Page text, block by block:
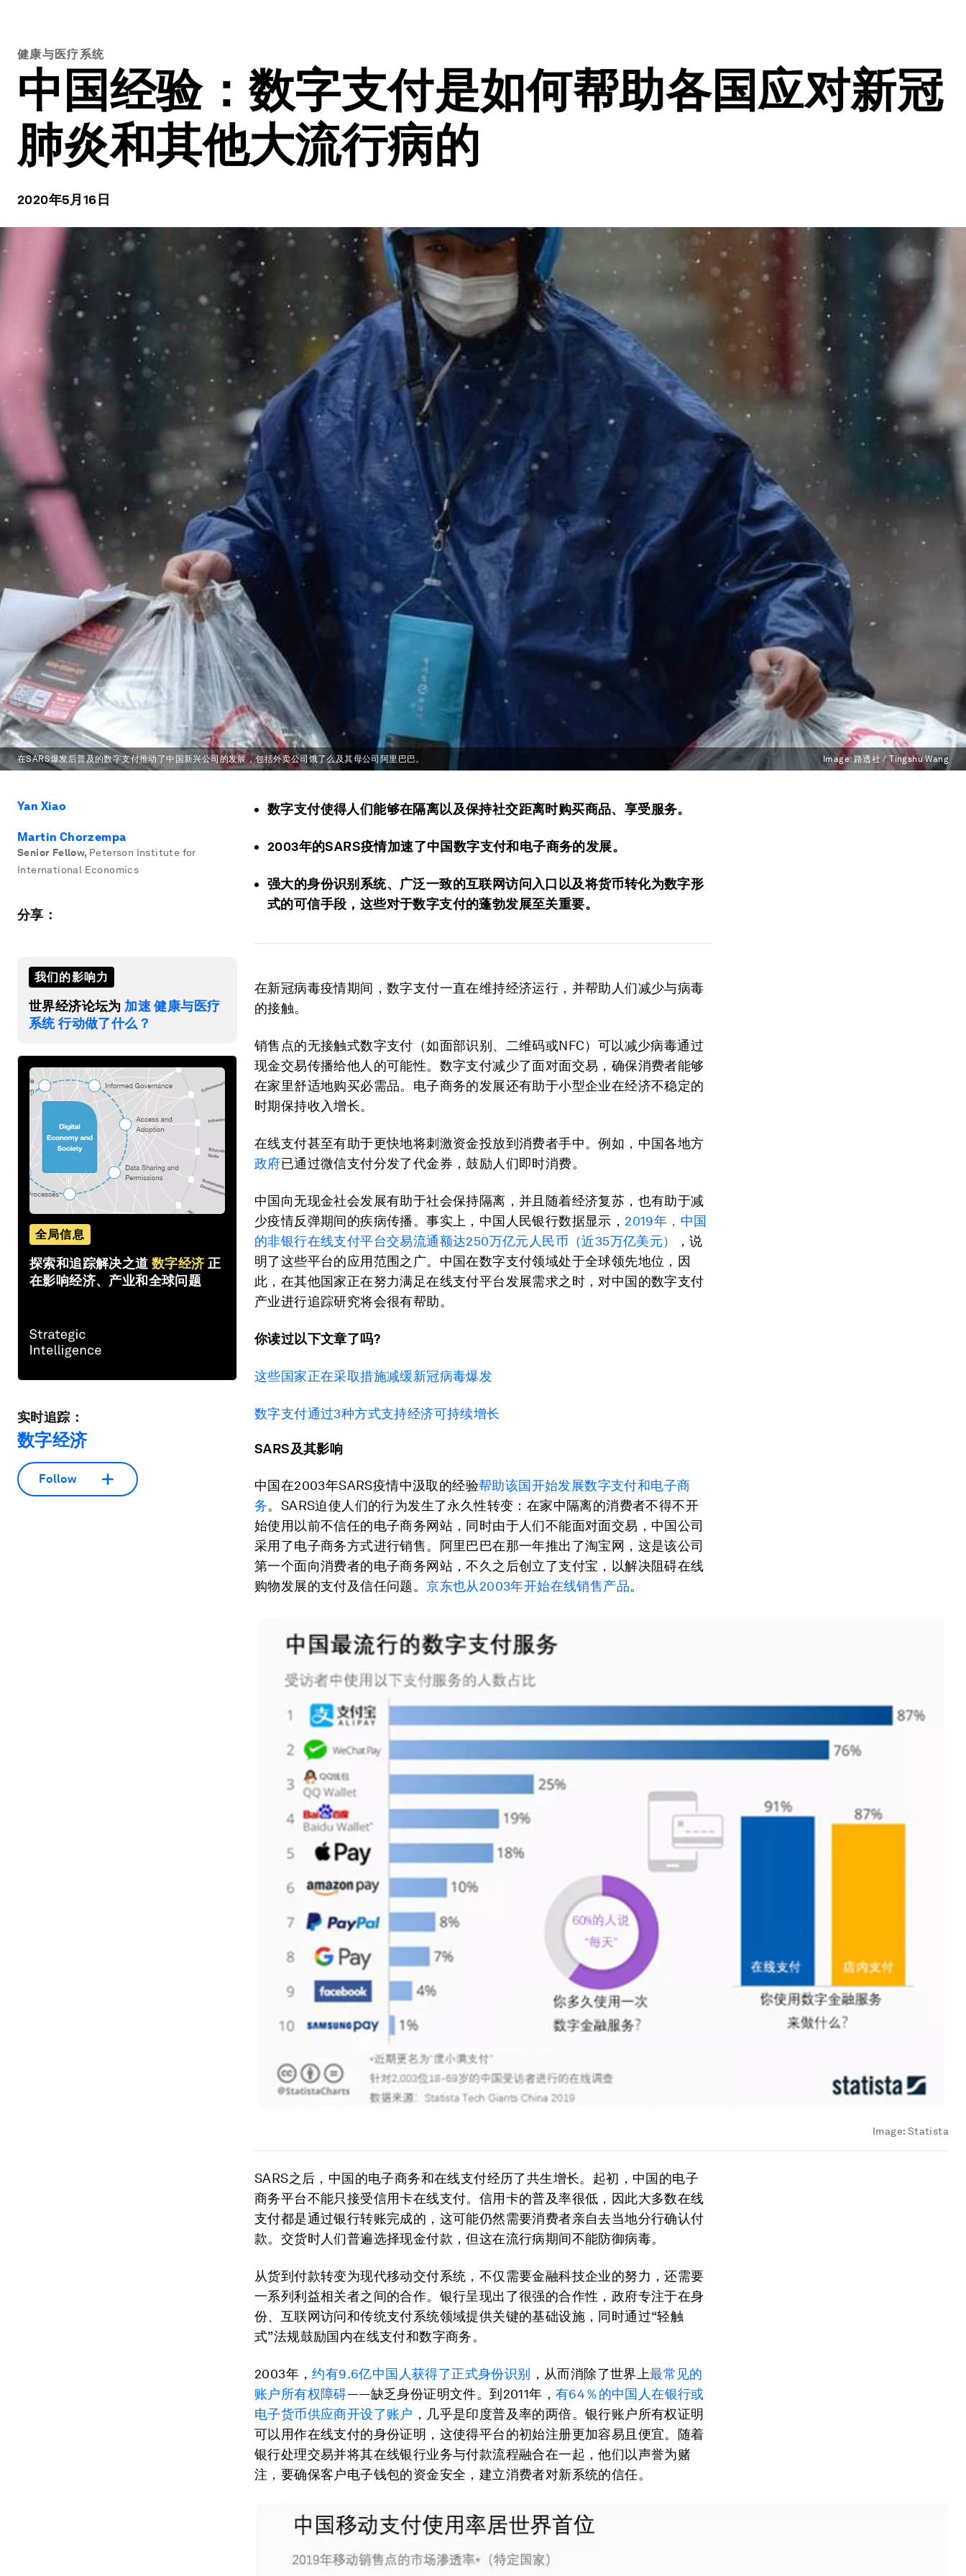
健康与医疗系统
中国经验：数字支付是如何帮助各国应对新冠
肺炎和其他大流行病的
2020年5月16日
在SARS爆发后普及的数字支付推动了中国新兴公司的发展，包括外卖公司饿了么及其母公司阿里巴巴。 Image:路透社 / Tingshu Wang
Yan Xiao
Martin Chorzempa
Senior Fellow, Peterson Institute for
International Economics
分享：
我们的影响力
世界经济论坛为 加速 健康与医疗
系统 行动做了什么？
全局信息
探索和追踪解决之道 数字经济 正
在影响经济、产业和全球问题
实时追踪：
数字经济
Follow
数字支付使得人们能够在隔离以及保持社交距离时购买商品、享受服务。
2003年的SARS疫情加速了中国数字支付和电子商务的发展。
强大的身份识别系统、广泛一致的互联网访问入口以及将货币转化为数字形
式的可信手段，这些对于数字支付的蓬勃发展至关重要。
在新冠病毒疫情期间，数字支付一直在维持经济运行，并帮助人们减少与病毒
的接触。
销售点的无接触式数字支付（如面部识别、二维码或NFC）可以减少病毒通过
现金交易传播给他人的可能性。数字支付减少了面对面交易，确保消费者能够
在家里舒适地购买必需品。电子商务的发展还有助于小型企业在经济不稳定的
时期保持收入增长。
在线支付甚至有助于更快地将刺激资金投放到消费者手中。例如，中国各地方
政府已通过微信支付分发了代金券，鼓励人们即时消费。
中国向无现金社会发展有助于社会保持隔离，并且随着经济复苏，也有助于减
少疫情反弹期间的疾病传播。事实上，中国人民银行数据显示， 2019年，中国
的非银行在线支付平台交易流通额达250万亿元 人民币 （近35万亿美元）
，说
明了这些平台的应用范围之广。中国在数字支付领域处于全球领先地位，因
此，在其他国家正在努力满足在线支付平台发展需求之时，对中国的数字支付
产业进行追踪研究将会很有帮助。
你读过以下文章了吗?
这些国家正在采取措施减缓新冠病毒爆发
数字支付通过3种方式支持经济可持续增长
SARS及其影响
中国在2003年SARS疫情中汲取的经验帮助该国开始发展数字支付和电子商
务。SARS迫使人们的行为发生了永久性转变：在家中隔离的消费者不得不开
始使用以前不信任的电子商务网站，同时由于人们不能面对面交易，中国公司
采用了电子商务方式进行销售。阿里巴巴在那一年推出了淘宝网，这是该公司
第一个面向消费者的电子商务网站，不久之后创立了支付宝，以解决阻碍在线
购物发展的支付及信任问题。京东也从2003年开始在线销售产品。
Image: Statista
SARS之后，中国的电子商务和在线支付经历了共生增长。起初，中国的电子
商务平台不能只接受信用卡在线支付。信用卡的普及率很低，因此大多数在线
支付都是通过银行转账完成的，这可能仍然需要消费者亲自去当地分行确认付
款。交货时人们普遍选择现金付款，但这在流行病期间不能防御病毒。
从货到付款转变为现代移动交付系统，不仅需要金融科技企业的努力，还需要
一系列利益相关者之间的合作。银行呈现出了很强的合作性，政府专注于在身
份、互联网访问和传统支付系统领域提供关键的基础设施，同时通过“轻触
式”法规鼓励国内在线支付和数字商务。
2003年，约有9.6亿中国人获得了正式身份识别 ，从而消除了世界上最常见的
账户所有权障碍——缺乏身份证明文件。到2011年，有64％的中国人在银行或
电子货币供应商开设了账户 ，几乎是印度普及率的两倍。银行账户所有权证明
可以用作在线支付的身份证明，这使得平台的初始注册更加容易且便宜。随着
银行处理交易并将其在线银行业务与付款流程融合在一起，他们以声誉为赌
注，要确保客户电子钱包的资金安全，建立消费者对新系统的信任。